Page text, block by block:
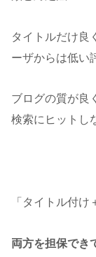
タイトルだけ良
ーザからは低い
ブログの質が良
検索にヒットし
「タイトル付け
両方を担保でき